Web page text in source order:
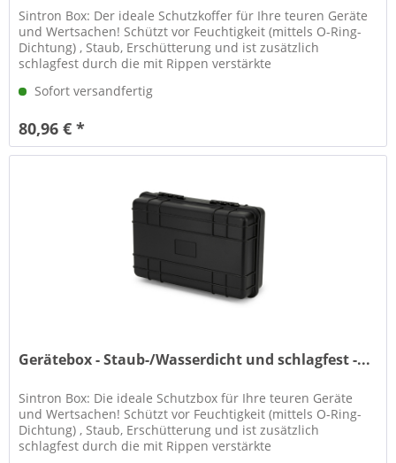
Sintron Box: Der ideale Schutzkoffer für Ihre teuren Geräte
und Wertsachen! Schützt vor Feuchtigkeit (mittels O-Ring-
Dichtung) , Staub, Erschütterung und ist zusätzlich
schlagfest durch die mit Rippen verstärkte
Sofort versandfertig
80,96 € *
Gerätebox - Staub-/Wasserdicht und schlagfest -...
Sintron Box: Die ideale Schutzbox für Ihre teuren Geräte
und Wertsachen! Schützt vor Feuchtigkeit (mittels O-Ring-
Dichtung) , Staub, Erschütterung und ist zusätzlich
schlagfest durch die mit Rippen verstärkte